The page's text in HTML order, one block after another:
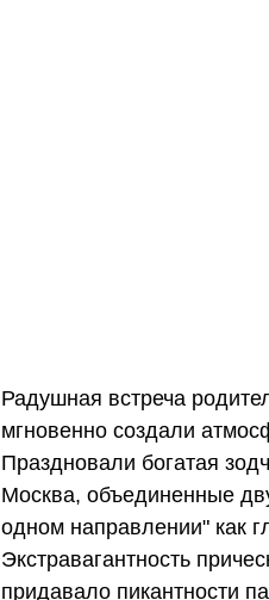
Радушная встреча
мгновенно создали
Праздновали богатая
Москва, объединенные
одном направлении" как
Экстравагантность
придавало пикантности